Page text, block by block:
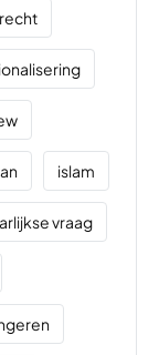
islam
vraag